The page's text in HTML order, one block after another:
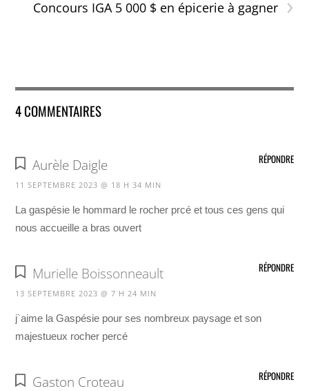
Concours IGA 5 000 $ en épicerie à gagner
4 COMMENTAIRES
Aurèle Daigle
11 SEPTEMBRE 2023 @ 18 H 34 MIN
La gaspésie le hommard le rocher prcé et tous ces gens qui
nous accueille a bras ouvert
RÉPONDRE
Murielle Boissonneault
13 SEPTEMBRE 2023 @ 7 H 24 MIN
j`aime la Gaspésie pour ses nombreux paysage et son
majestueux rocher percé
RÉPONDRE
Gaston Croteau RÉPONDRE